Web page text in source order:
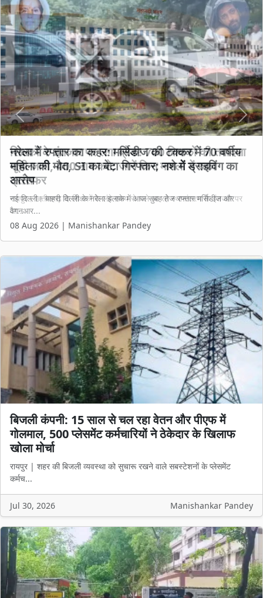
शिक्षकों के इंतजार पर लगा ब्रेक! 700 शिक्षकों की तबादला
सूची जारी, 400 नाम कटे; जानें किन मामलों में रुका
ट्रांसफर
रायपुर। छत्तीसगढ़ के शिक्षकों के लंबे समय से चले आ रहे स्थानांतरण के इंतजार पर
आ...
08 Aug 2026 | Manishankar Pandey
Previous Next
बिजली कंपनी: 15 साल से चल रहा वेतन और पीएफ में
गोलमाल, 500 प्लेसमेंट कर्मचारियों ने ठेकेदार के खिलाफ
खोला मोर्चा
रायपुर | शहर की बिजली व्यवस्था को सुचारू रखने वाले सबस्टेशनों के प्लेसमेंट
कर्मच...
Jul 30, 2026 Manishankar Pandey